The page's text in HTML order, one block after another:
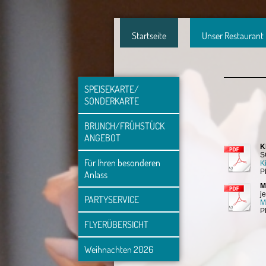
Startseite Unser Restaurant
SPEISEKARTE/
SONDERKARTE
BRUNCH/FRÜHSTÜCK
ANGEBOT
Für Ihren besonderen
Anlass
PARTYSERVICE
FLYERÜBERSICHT
Weihnachten 2026